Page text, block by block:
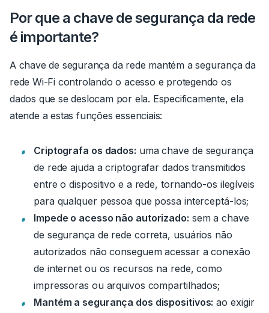
Por que a chave de segurança da rede
é importante?
A chave de segurança da rede mantém a segurança da
rede Wi-Fi controlando o acesso e protegendo os
dados que se deslocam por ela. Especificamente, ela
atende a estas funções essenciais:
Criptografa os dados: uma chave de segurança
de rede ajuda a criptografar dados transmitidos
entre o dispositivo e a rede, tornando-os ilegíveis
para qualquer pessoa que possa interceptá-los;
Impede o acesso não autorizado: sem a chave
de segurança de rede correta, usuários não
autorizados não conseguem acessar a conexão
de internet ou os recursos na rede, como
impressoras ou arquivos compartilhados;
Mantém a segurança dos dispositivos: ao exigir